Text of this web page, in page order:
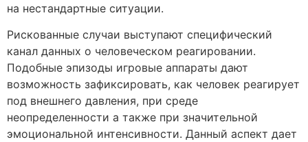
на нестандартные ситуации.
Рискованные случаи выступают специфический
канал данных о человеческом реагировании.
Подобные эпизоды игровые аппараты дают
возможность зафиксировать, как человек реагирует
под внешнего давления, при среде
неопределенности а также при значительной
эмоциональной интенсивности. Данный аспект дает